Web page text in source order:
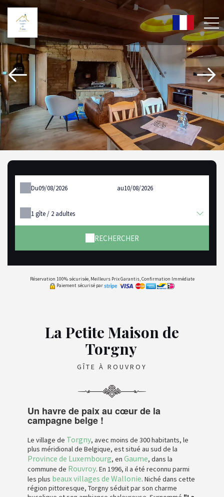
Du au
1gîte / 2 adultes
RECHERCHER
Réservation 100% sécurisée, Meilleurs Prix Garantis, Confirmation Immédiate
Paiement sécurisé par
La Petite Maison de
Torgny
GÎTE À ROUVROY
Un havre de paix au cœur de la
campagne belge !
Le village de Torgny, avec moins de 300 habitants, le
plus méridional de Belgique, est situé au sud de la
Province de Luxembourg, en Gaume, dans la
commune de Rouvroy. En 1996, il a été reconnu parmi
les plus beaux villages de Wallonie. Niché dans cette
région pittoresque, Torgny séduit par son charme